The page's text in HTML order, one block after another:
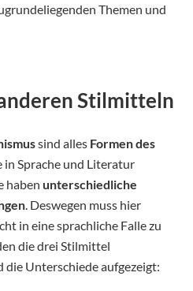
Themen und
Stilmitteln
sind alles Formen des
in Sprache und Literatur
haben unterschiedliche
. Deswegen muss hier
in eine sprachliche Falle zu
die drei Stilmittel
Unterschiede aufgezeigt: